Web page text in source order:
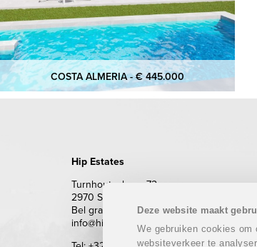
Deze website maakt
We gebruiken cookies
websiteverkeer te
COSTA ALMERIA - € 445.000
Hip Estates
Turnhoutsebaan 72
2970 Schilde
Bel gratis 0800 62 500 (enkel vanuit
info@hipestates.com